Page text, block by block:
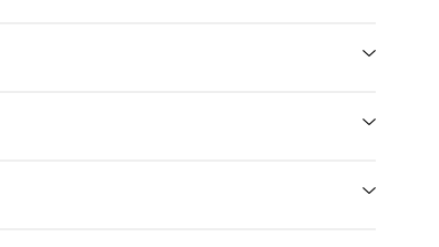
agus Cionn tSáile, ceann de na
uair an chloig.